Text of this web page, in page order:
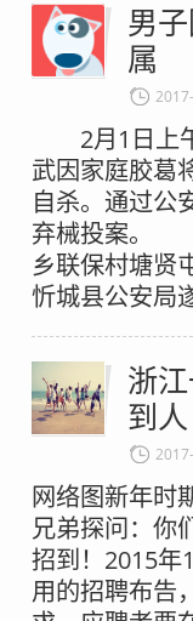
男
属
2月1日上午
武因家庭胶葛
自杀。通过公
弃械投案。 1
乡联保村塘
忻城县公安局
浙
到人
网络图新年时
兄弟探问：你
招到！2015年
用的招聘布告